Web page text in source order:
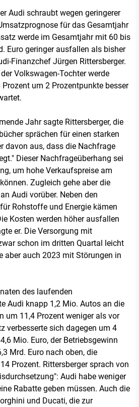
Audi schraubt wegen geringerer
für das Gesamtjahr
werde im Gesamtjahr mit 60 bis
Euro geringer ausfallen als bisher
Finanzchef Jürgen Rittersberger.
Volkswagen-Tochter werde
um 2 Prozentpunkte besser
Jahr sagte Rittersberger, die
sprächen für einen starken
davon aus, dass die Nachfrage
Dieser Nachfrageüberhang sei
um hohe Verkaufspreise am
Zugleich gehe aber die
Audi vorüber. Neben den
Rohstoffe und Energie kämen
Kosten werden höher ausfallen
er. Die Versorgung mit
schon im dritten Quartal leicht
aber auch 2023 mit Störungen in
des laufenden
Audi knapp 1,2 Mio. Autos an die
um 11,4 Prozent weniger als vor
verbesserte sich dagegen um 4
Mio. Euro, der Betriebsgewinn
Mrd. Euro nach oben, die
Prozent. Rittersberger sprach von
Audi habe weniger
Rabatte geben müssen. Auch die
und Ducati, die zur